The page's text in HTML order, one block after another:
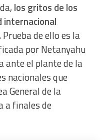
los gritos de los
internacional
Prueba de ello es la
por Netanyahu
ante el plante de la
nacionales que
General de la
a finales de